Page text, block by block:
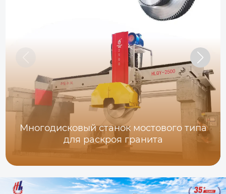
Многодисковый станок мостового типа
для раскроя гранита